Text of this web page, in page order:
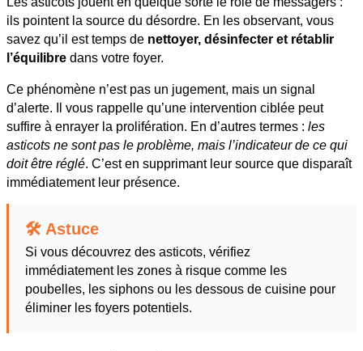
ils pointent la source du désordre. En les observant, vous
savez qu’il est temps de nettoyer, désinfecter et rétablir
l’équilibre dans votre foyer.
Ce phénomène n’est pas un jugement, mais un signal
d’alerte. Il vous rappelle qu’une intervention ciblée peut
suffire à enrayer la prolifération. En d’autres termes : les
asticots ne sont pas le problème, mais l’indicateur de ce qui
doit être réglé. C’est en supprimant leur source que disparaît
immédiatement leur présence.
🛠️ Astuce
Si vous découvrez des asticots, vérifiez
immédiatement les zones à risque comme les
poubelles, les siphons ou les dessous de cuisine pour
éliminer les foyers potentiels.